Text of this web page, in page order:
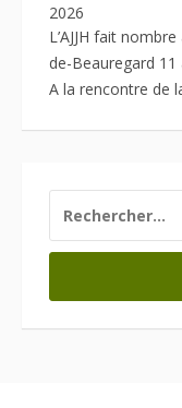
2026
L’AJJH fait
de-Beauregard 11
A la rencontre de